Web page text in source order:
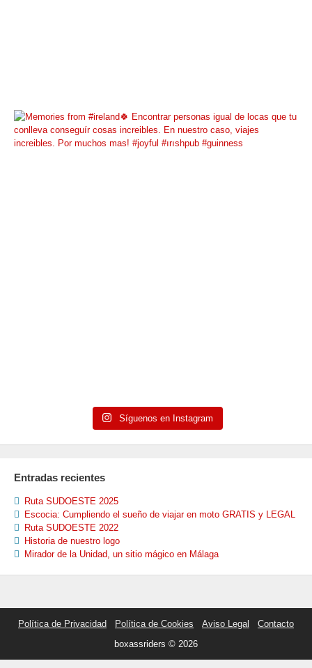
Síguenos en Instagram
Entradas recientes
Ruta SUDOESTE 2025
Escocia: Cumpliendo el sueño de viajar en moto GRATIS y LEGAL
Ruta SUDOESTE 2022
Historia de nuestro logo
Mirador de la Unidad, un sitio mágico en Málaga
Política de Privacidad Política de Cookies Aviso Legal
Contacto
boxassriders © 2026